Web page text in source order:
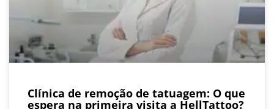
Clínica de remoção de tatuagem: O que
espera na primeira visita a HellTattoo?